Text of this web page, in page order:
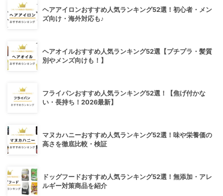
ヘアアイロンおすすめ人気ランキング52選！初心者・メン
ズ向け・海外対応も♪
ヘアオイルおすすめ人気ランキング52選【プチプラ・髪質
別やメンズ向けも！】
フライパンおすすめ人気ランキング52選！【焦げ付かな
い・長持ち！2026最新】
マヌカハニーおすすめ人気ランキング52選！味や栄養価の
高さを徹底比較・検証
ドッグフードおすすめ人気ランキング52選！無添加・アレ
ルギー対策商品を紹介